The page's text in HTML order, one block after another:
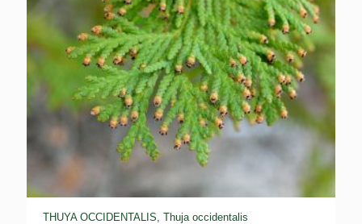
THUYA OCCIDENTALIS, Thuja occidentalis